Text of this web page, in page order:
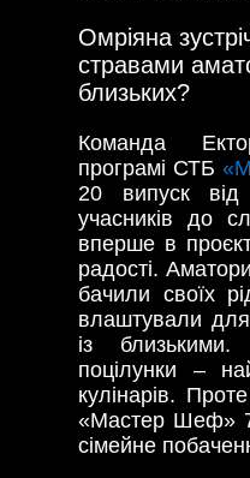
Омріяна
стравами
близьких?
Команда
програмі СТБ
20 випуск
учасників до
вперше в
радості.
бачили своїх
влаштували для
із близькими.
поцілунки –
кулінарів.
«Мастер Шеф» 7
сімейне